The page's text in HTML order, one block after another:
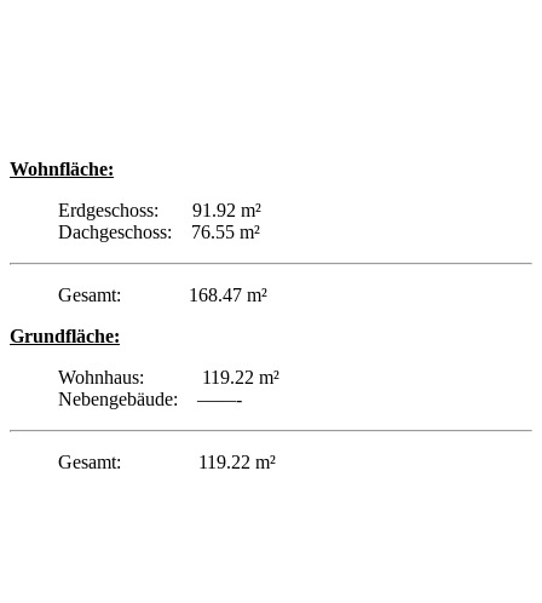
Wohnfläche:
Erdgeschoss: 91.92 m²
Dachgeschoss: 76.55 m²
Gesamt: 168.47 m²
Grundfläche:
Wohnhaus: 119.22 m²
Nebengebäude: ——-
Gesamt: 119.22 m²